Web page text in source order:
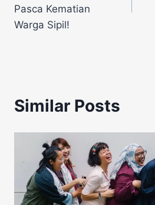
Pasca Kematian
Warga Sipil!
Similar Posts